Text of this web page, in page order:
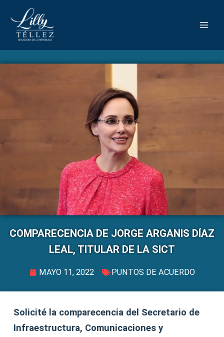
COMPARECENCIA DE JORGE ARGANIS DÍAZ
LEAL, TITULAR DE LA SICT
MAYO 11, 2022 PUNTOS DE ACUERDO
Solicité la comparecencia del Secretario de
Infraestructura, Comunicaciones y